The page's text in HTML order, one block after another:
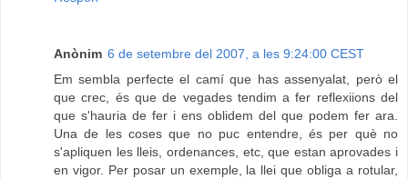
Anònim 6 de setembre del 2007, a les 9:24:00 CEST
Em sembla perfecte el camí que has assenyalat, però el
que crec, és que de vegades tendim a fer reflexiions del
que s'hauria de fer i ens oblidem del que podem fer ara.
Una de les coses que no puc entendre, és per què no
s'apliquen les lleis, ordenances, etc, que estan aprovades i
en vigor. Per posar un exemple, la llei que obliga a rotular,